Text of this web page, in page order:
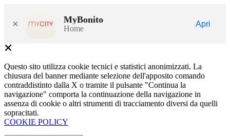
× MyBonito
Home
Apri
Questo sito utilizza cookie tecnici e statistici anonimizzati. La
chiusura del banner mediante selezione dell'apposito comando
contraddistinto dalla X o tramite il pulsante "Continua la
navigazione" comporta la continuazione della navigazione in
assenza di cookie o altri strumenti di tracciamento diversi da quelli
sopracitati.
COOKIE POLICY